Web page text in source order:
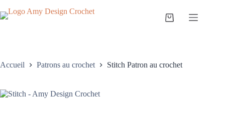
Accueil Patrons au crochet Stitch Patron au crochet